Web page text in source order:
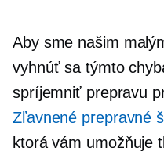
Aby sme našim
vyhnúť sa týmto
spríjemniť prepravu
Zľavnené prepravné
ktorá vám umožňuje